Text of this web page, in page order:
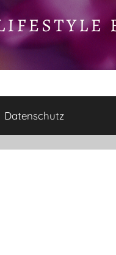
Datenschutz